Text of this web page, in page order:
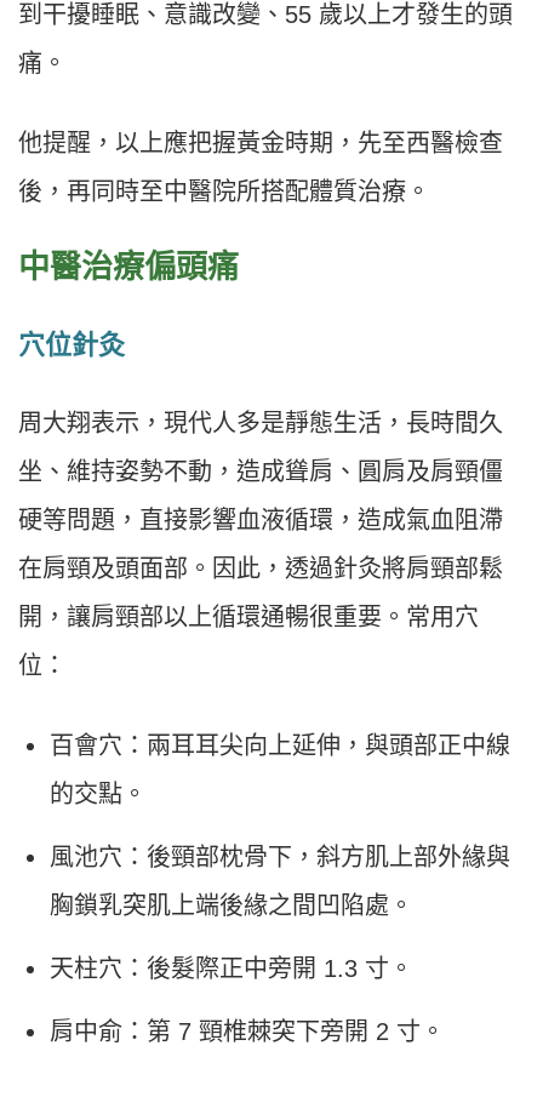
到干擾睡眠、意識改變、55 歲以上才發生的頭
痛。
他提醒，以上應把握黃金時期，先至西醫檢查
後，再同時至中醫院所搭配體質治療。
中醫治療偏頭痛
穴位針灸
周大翔表示，現代人多是靜態生活，長時間久
坐、維持姿勢不動，造成聳肩、圓肩及肩頸僵
硬等問題，直接影響血液循環，造成氣血阻滯
在肩頸及頭面部。因此，透過針灸將肩頸部鬆
開，讓肩頸部以上循環通暢很重要。常用穴
位：
百會穴：兩耳耳尖向上延伸，與頭部正中線
的交點。
風池穴：後頸部枕骨下，斜方肌上部外緣與
胸鎖乳突肌上端後緣之間凹陷處。
天柱穴：後髮際正中旁開 1.3 寸。
肩中俞：第 7 頸椎棘突下旁開 2 寸。